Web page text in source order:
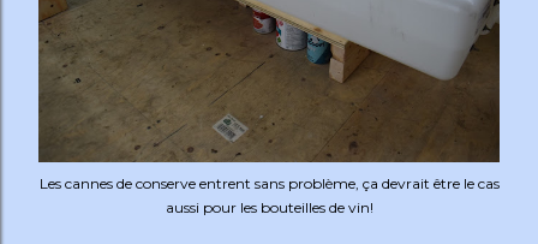
Les cannes de conserve entrent sans problème, ça devrait être le cas
aussi pour les bouteilles de vin!